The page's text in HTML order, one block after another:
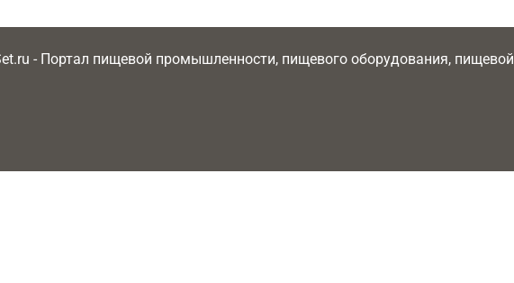
- Портал пищевой промышленности, пищевого оборудования, пищевой